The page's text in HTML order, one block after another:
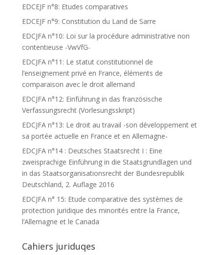
EDCEJF n°8: Etudes comparatives
EDCEJF n°9: Constitution du Land de Sarre
EDCJFA n°10: Loi sur la procédure administrative non
contentieuse -VwVfG-
EDCJFA n°11: Le statut constitutionnel de
l’enseignement privé en France, éléments de
comparaison avec le droit allemand
EDCJFA n°12: Einführung in das französische
Verfassungsrecht (Vorlesungsskript)
EDCJFA n°13: Le droit au travail -son développement et
sa portée actuelle en France et en Allemagne-
EDCJFA n°14 : Deutsches Staatsrecht I : Eine
zweisprachige Einführung in die Staatsgrundlagen und
in das Staatsorganisationsrecht der Bundesrepublik
Deutschland, 2. Auflage 2016
EDCJFA n° 15: Etude comparative des systèmes de
protection juridique des minorités entre la France,
l’Allemagne et le Canada
Cahiers juriduqes